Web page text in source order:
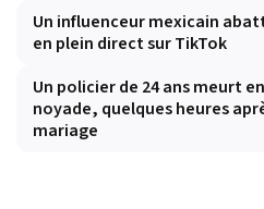
Un influenceur mexicain
en plein direct sur TikTok
Un policier de 24 ans meurt
noyade, quelques heures
mariage